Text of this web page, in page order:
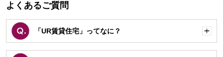
よくあるご質問
「UR賃貸住宅」ってなに？
く